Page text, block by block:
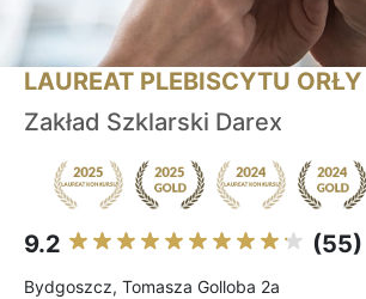
LAUREAT PLEBISCYTU ORŁY
Zakład Szklarski Darex
9.2 (55)
Bydgoszcz, Tomasza Golloba 2a